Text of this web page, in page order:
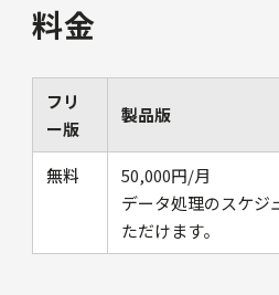
料金
フリ
ー版
製品版
無料
50,000円/月
データ処理のスケジ
ただけます。